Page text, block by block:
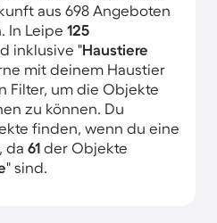
aus 698 Angeboten
In Leipe 125
inklusive "Haustiere
mit deinem Haustier
Filter, um die Objekte
zu können. Du
finden, wenn du eine
da 61 der Objekte
" sind.